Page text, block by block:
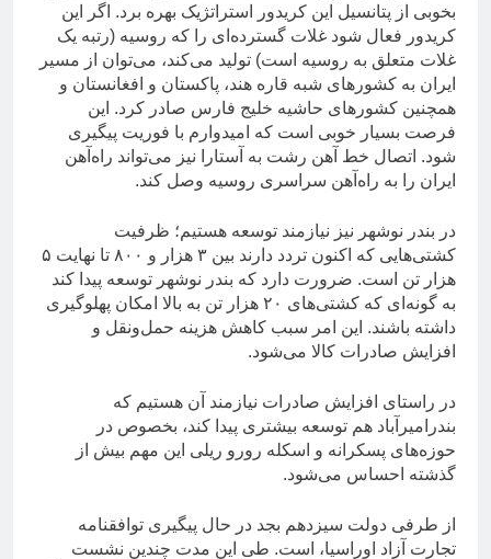
بخوبی از پتانسیل این کریدور استراتژیک بهره برد. اگر این
کریدور فعال شود غلات گسترده‌ای را که روسیه (رتبه یک
غلات متعلق به روسیه است) تولید می‌کند، می‌توان از مسیر
ایران به کشورهای شبه قاره هند، پاکستان و افغانستان و
همچنین کشورهای حاشیه خلیج فارس صادر کرد. این
فرصت بسیار خوبی است که امیدوارم با فوریت پیگیری
شود. اتصال خط آهن رشت به آستارا نیز می‌تواند راه‌آهن
ایران را به راه‌آهن سراسری روسیه وصل کند.
در بندر نوشهر نیز نیازمند توسعه هستیم؛ ظرفیت
کشتی‌هایی که اکنون تردد دارند بین ۳ هزار و ۸۰۰ تا نهایت ۵
هزار تن است. ضرورت دارد که بندر نوشهر توسعه پیدا کند
به گونه‌ای که کشتی‌های ۲۰ هزار تن به بالا امکان پهلوگیری
داشته باشند. این امر سبب کاهش هزینه حمل‌ونقل و
افزایش صادرات کالا می‌شود.
در راستای افزایش صادرات نیازمند آن هستیم که
بندرامیرآباد هم توسعه بیشتری پیدا کند، بخصوص در
حوزه‌های پسکرانه و اسکله رورو ریلی این مهم بیش از
گذشته احساس می‌شود.
از طرفی دولت سیزدهم بجد در حال پیگیری توافقنامه
تجارت آزاد اوراسیا، است. طی این مدت چندین نشست